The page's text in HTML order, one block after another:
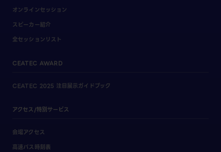
オンラインセッション
スピーカー紹介
全セッションリスト
CEATEC AWARD
CEATEC 2025 注目展示ガイドブック
アクセス/特別サービス
会場アクセス
高速バス時刻表